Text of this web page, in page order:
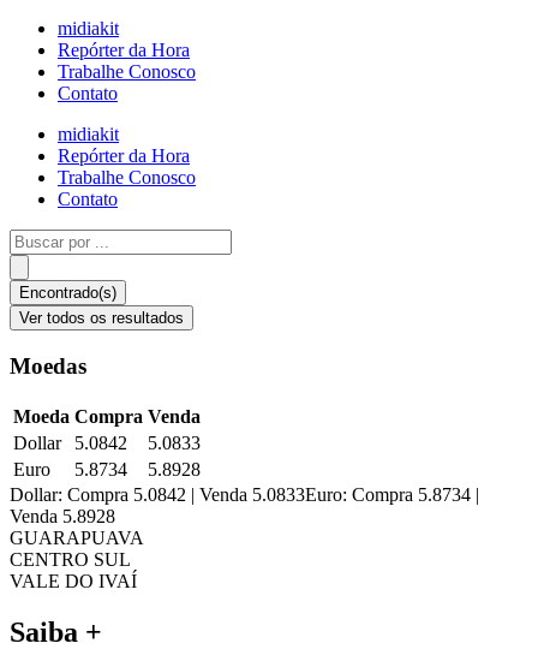
midiakit
Repórter da Hora
Trabalhe Conosco
Contato
midiakit
Repórter da Hora
Trabalhe Conosco
Contato
Pesquisar
...
Encontrado(s)
Ver todos os resultados
Moedas
Moeda Compra Venda
Dollar
5.0842
5.0833
Euro
5.8734
5.8928
Dollar: Compra 5.0842 | Venda 5.0833Euro: Compra 5.8734 |
Venda 5.8928
GUARAPUAVA
CENTRO SUL
VALE DO IVAÍ
Saiba +